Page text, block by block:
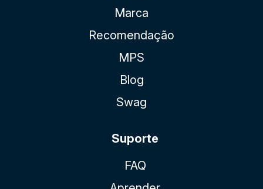
Marca
Recomendação
MPS
Blog
Swag
Suporte
FAQ